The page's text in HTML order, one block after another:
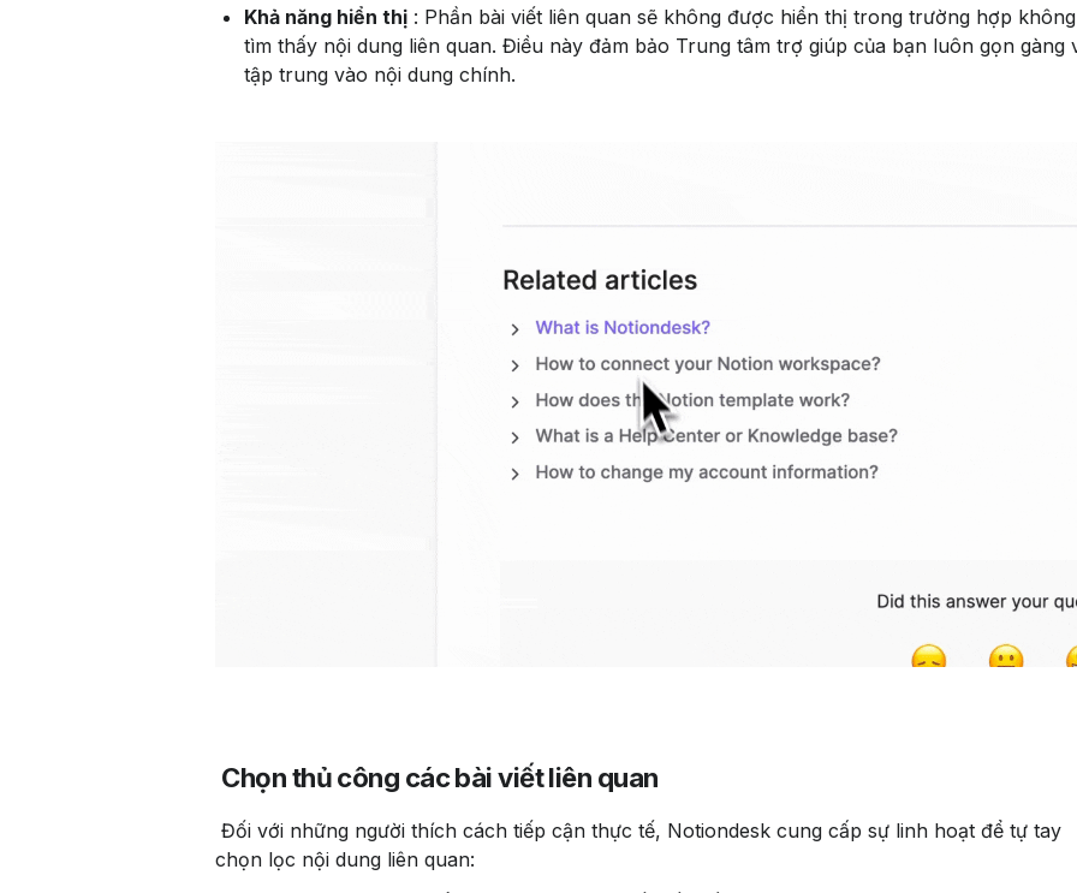
Khả năng hiển thị : Phần bài viết liên quan sẽ không được hiển thị trong trường hợp không
tìm thấy nội dung liên quan. Điều này đảm bảo Trung tâm trợ giúp của bạn luôn gọn gàng
tập trung vào nội dung chính.
Chọn thủ công các bài viết liên quan
chọn lọc nội dung liên quan: